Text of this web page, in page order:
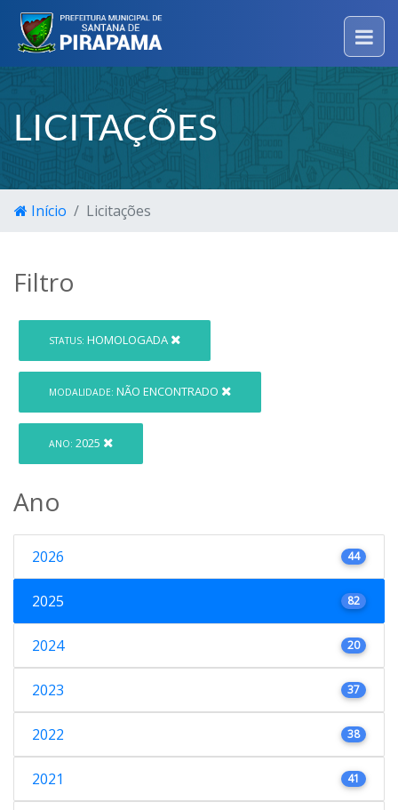
LICITAÇÕES
Início Licitações
Filtro
STATUS: HOMOLOGADA
MODALIDADE: NÃO ENCONTRADO
ANO: 2025
Ano
2026 44
2025 82
2024 20
2023 37
2022 38
2021 41